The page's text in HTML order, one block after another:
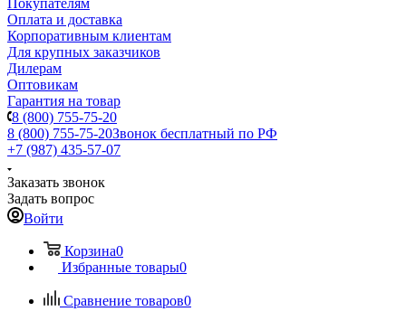
Покупателям
Оплата и доставка
Корпоративным клиентам
Для крупных заказчиков
Дилерам
Оптовикам
Гарантия на товар
8 (800) 755-75-20
8 (800) 755-75-20Звонок бесплатный по РФ
+7 (987) 435-57-07
Заказать звонок
Задать вопрос
Войти
Корзина0
Избранные товары0
Сравнение товаров0